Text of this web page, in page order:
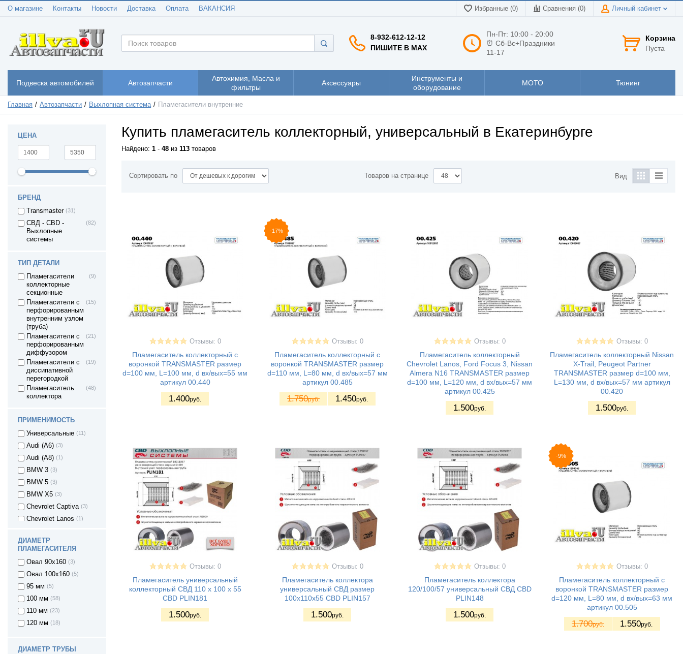
О магазине Контакты Новости Доставка Оплата ВАКАНСИЯ Избранные (0) Сравнения (0) Личный кабинет
8-932-612-12-12
ПИШИТЕ В MAX
Пн-Пт: 10:00 - 20:00
⏰ Сб-Вс+Праздники
11-17
Корзина
Пуста
Подвеска автомобилей Автозапчасти
Автохимия, Масла и
фильтры
Аксессуары
Инструменты и
оборудование
МОТО Тюнинг
Главная Автозапчасти Выхлопная система Пламегасители внутренние
ЦЕНА
БРЕНД
Transmaster (31)
СВД - CBD -
Выхлопные
системы
(82)
ТИП ДЕТАЛИ
Пламегасители
коллекторные
секционные
(9)
Пламегасители с
перфорированным
внутренним узлом
(труба)
(15)
Пламегасители с
перфорированным
диффузором
(21)
Пламегасители с
диссипативной
перегородкой
(19)
Пламегаситель
коллектора
(48)
ПРИМЕНИМОСТЬ
Универсальные (11)
Audi (A6) (3)
Audi (A8) (1)
BMW 3 (3)
BMW 5 (3)
BMW X5 (3)
Chevrolet Captiva (3)
Chevrolet Lanos (1)
Chery Tiggo
Kia Cee'd JD sw
ДИАМЕТР
ПЛАМЕГАСИТЕЛЯ
Овал 90х160 (3)
Овал 100х160 (5)
95 мм (5)
100 мм (58)
110 мм (23)
120 мм (18)
ДИАМЕТР ТРУБЫ
Купить пламегаситель коллекторный, универсальный в Екатеринбурге
Найдено: 1 - 48 из 113 товаров
Сортировать по Товаров на странице Вид
Отзывы: 0
Пламегаситель коллекторный с
воронкой TRANSMASTER размер
d=100 мм, L=100 мм, d вх/вых=55 мм
артикул 00.440
1.400руб.
-17%
Отзывы: 0
Пламегаситель коллекторный с
воронкой TRANSMASTER размер
d=110 мм, L=80 мм, d вх/вых=57 мм
артикул 00.485
1.750руб. 1.450руб.
Отзывы: 0
Пламегаситель коллекторный
Chevrolet Lanos, Ford Focus 3, Nissan
Almera N16 TRANSMASTER размер
d=100 мм, L=120 мм, d вх/вых=57 мм
артикул 00.425
1.500руб.
Отзывы: 0
Пламегаситель коллекторный Nissan
X-Trail, Peugeot Partner
TRANSMASTER размер d=100 мм,
L=130 мм, d вх/вых=57 мм артикул
00.420
1.500руб.
Отзывы: 0
Пламегаситель универсальный
коллекторный СВД 110 х 100 х 55
CBD PLIN181
1.500руб.
Отзывы: 0
Пламегаситель коллектора
универсальный СВД размер
100x110x55 CBD PLIN157
1.500руб.
Отзывы: 0
Пламегаситель коллектора
120/100/57 универсальный СВД CBD
PLIN148
1.500руб.
-9%
Отзывы: 0
Пламегаситель коллекторный с
воронкой TRANSMASTER размер
d=120 мм, L=80 мм, d вх/вых=63 мм
артикул 00.505
1.700руб. 1.550руб.